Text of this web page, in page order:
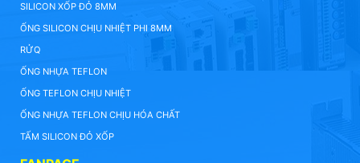
SILICON XỐP ĐỎ 8MM
ỐNG SILICON CHỊU NHIỆT PHI 8MM
RỬQ
ỐNG NHỰA TEFLON
ỐNG TEFLON CHỊU NHIỆT
ỐNG NHỰA TEFLON CHỊU HÓA CHẤT
TẤM SILICON ĐỎ XỐP